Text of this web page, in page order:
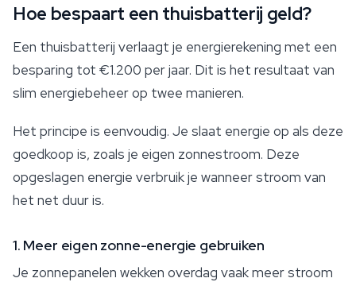
Hoe bespaart een thuisbatterij geld?
Een thuisbatterij verlaagt je energierekening met een
besparing tot €1.200 per jaar. Dit is het resultaat van
slim energiebeheer op twee manieren.
Het principe is eenvoudig. Je slaat energie op als deze
goedkoop is, zoals je eigen zonnestroom. Deze
opgeslagen energie verbruik je wanneer stroom van
het net duur is.
1. Meer eigen zonne-energie gebruiken
Je zonnepanelen wekken overdag vaak meer stroom